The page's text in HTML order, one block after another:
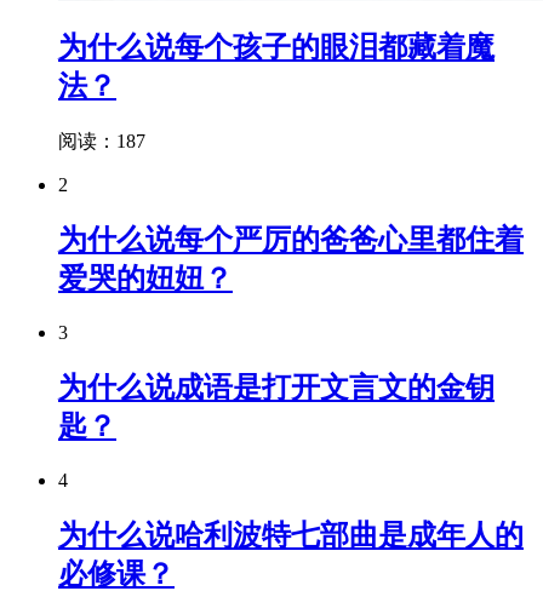
为什么说每个孩子的眼泪都藏着魔
法？
阅读：187
2
为什么说每个严厉的爸爸心里都住着
爱哭的妞妞？
3
为什么说成语是打开文言文的金钥
匙？
4
为什么说哈利波特七部曲是成年人的
必修课？